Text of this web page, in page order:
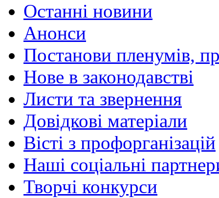
Останні новини
Анонси
Постанови пленумів,
Нове в законодавстві
Листи та звернення
Довідкові матеріали
Вісті з профорганізацій
Наші соціальні
Творчі конкурси